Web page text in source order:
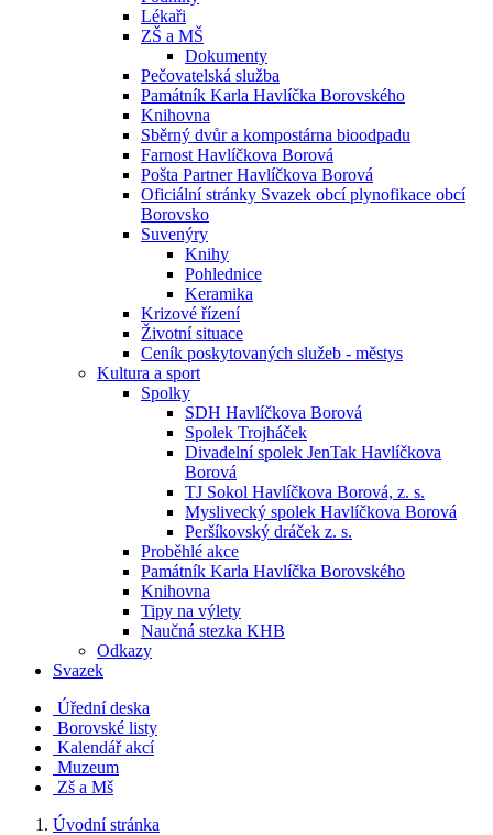
Lékaři
ZŠ a MŠ
Dokumenty
Pečovatelská služba
Památník Karla Havlíčka Borovského
Knihovna
Sběrný dvůr a kompostárna bioodpadu
Farnost Havlíčkova Borová
Pošta Partner Havlíčkova Borová
Oficiální stránky Svazek obcí plynofikace obcí
Borovsko
Suvenýry
Knihy
Pohlednice
Keramika
Krizové řízení
Životní situace
Ceník poskytovaných služeb - městys
Kultura a sport
Spolky
SDH Havlíčkova Borová
Spolek Trojháček
Divadelní spolek JenTak Havlíčkova
Borová
TJ Sokol Havlíčkova Borová, z. s.
Myslivecký spolek Havlíčkova Borová
Peršíkovský dráček z. s.
Proběhlé akce
Památník Karla Havlíčka Borovského
Knihovna
Tipy na výlety
Naučná stezka KHB
Odkazy
Svazek
Úřední deska
Borovské listy
Kalendář akcí
Muzeum
Zš a Mš
Úvodní stránka